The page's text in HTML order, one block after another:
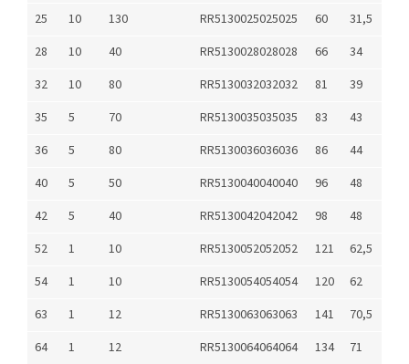
25
10 130 RR5130025025025 60
31,5
28
10 40 RR5130028028028 66
34
32
10 80 RR5130032032032 81
39
35
5 70 RR5130035035035 83
43
36
5 80 RR5130036036036 86
44
40
5 50 RR5130040040040 96
48
42
5 40 RR5130042042042 98
48
52
1 10 RR5130052052052 121
62,5
54
1 10 RR5130054054054 120
62
63
1 12 RR5130063063063 141
70,5
64
1 12 RR5130064064064 134
71